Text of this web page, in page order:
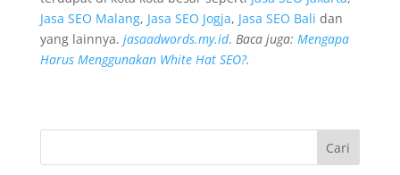
Jasa SEO Malang, Jasa SEO Jogja, Jasa SEO Bali dan
yang lainnya. jasaadwords.my.id. Baca juga: Mengapa
Harus Menggunakan White Hat SEO?.